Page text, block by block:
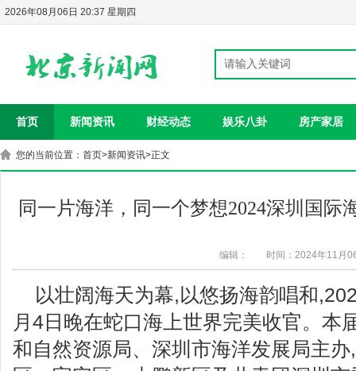
2026年08月06日 20:37 星期四
首页 新闻资讯 财经动态 娱乐八卦 房产家居
您的当前位置： 首页>新闻资讯>正文
同一片海洋，同一个梦想2024深圳国际
编辑： 时间：2024年11月
以壮阔海天为幕,以悠扬海韵唱和
月4日晚在蛇口海上世界完美收官。本
和自然资源局、深圳市海洋发展局主